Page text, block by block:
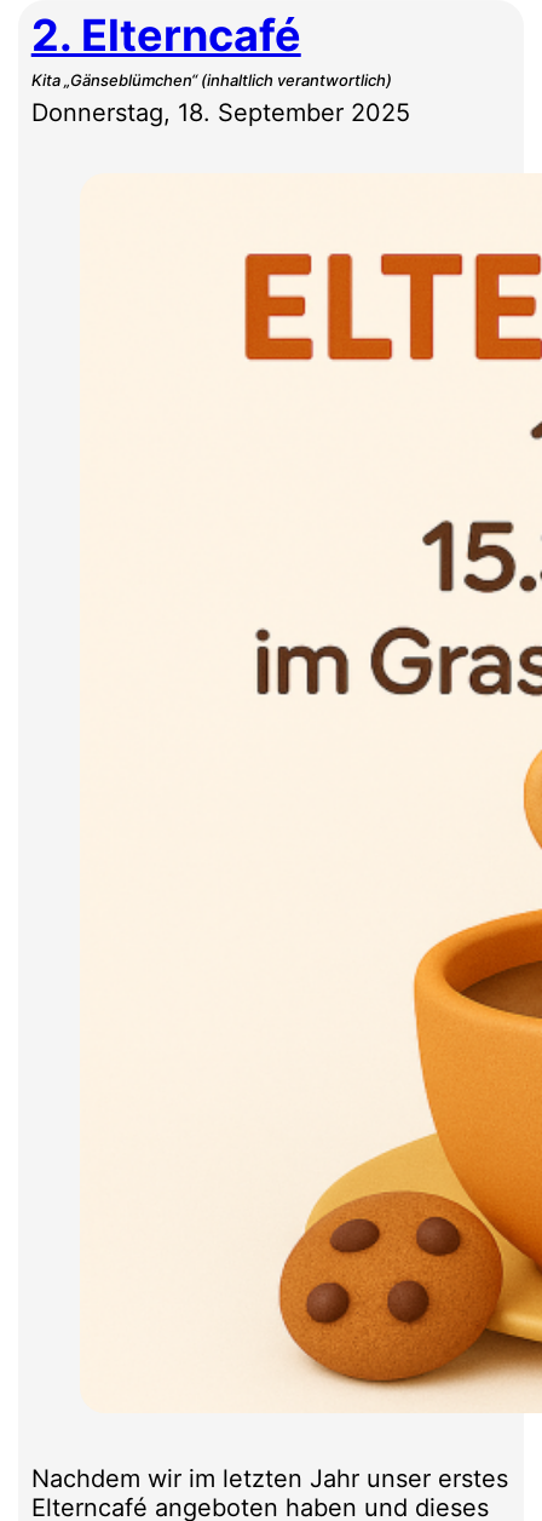
2. Elterncafé
Kita „Gänseblümchen“ (inhaltlich verantwortlich)
Donnerstag, 18. September 2025
Nachdem wir im letzten Jahr unser erstes
Elterncafé angeboten haben und dieses